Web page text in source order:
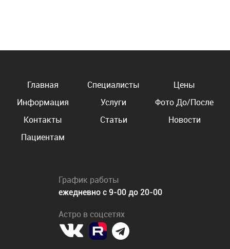
Главная Специалисты
Цены
Информация
Услуги
Фото До/После
Контакты
Статьи
Новости
Пациентам
График работы
ежедневно с 9-00 до 20-00
Астро в соцсетях